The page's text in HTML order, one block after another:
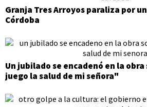
Granja Tres Arroyos paraliza por
Córdoba
Un jubilado se encadenó en la
juego la salud de mi señora"